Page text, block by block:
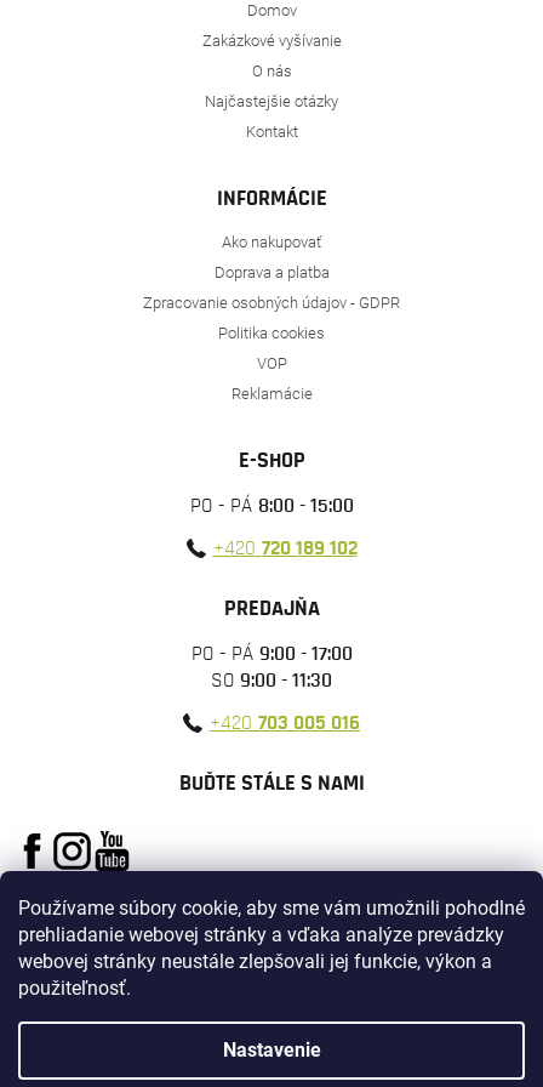
Používame súbory cookie, aby sme vám umožnili pohodlné
prehliadanie webovej stránky a vďaka analýze prevádzky
webovej stránky neustále zlepšovali jej funkcie, výkon a
použiteľnosť.
Nastavenie
Domov
Zakázkové vyšívanie
O nás
Najčastejšie otázky
Kontakt
INFORMÁCIE
Ako nakupovať
Doprava a platba
Zpracovanie osobných údajov - GDPR
Politika cookies
VOP
Reklamácie
E-SHOP
PO - PÁ 8:00 - 15:00
+420 720 189 102
PREDAJŇA
PO - PÁ 9:00 - 17:00
SO 9:00 - 11:30
+420 703 005 016
BUĎTE STÁLE S NAMI
Vytvoril Shoptet